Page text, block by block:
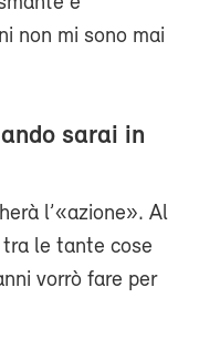
non mi sono mai
sarai in
l’«azione». Al
tra le tante cose
vorrò fare per